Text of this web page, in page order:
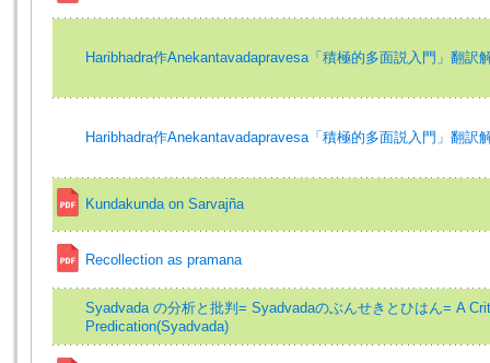
Haribhadra作Anekantavadapravesa「積極的多面説入門」翻訳
Haribhadra作Anekantavadapravesa「積極的多面説入門」翻訳
Kundakunda on Sarvajña
Recollection as pramana
Syadvada の分析と批判= Syadvadaのぶんせきとひはん= A
Predication(Syadvada)